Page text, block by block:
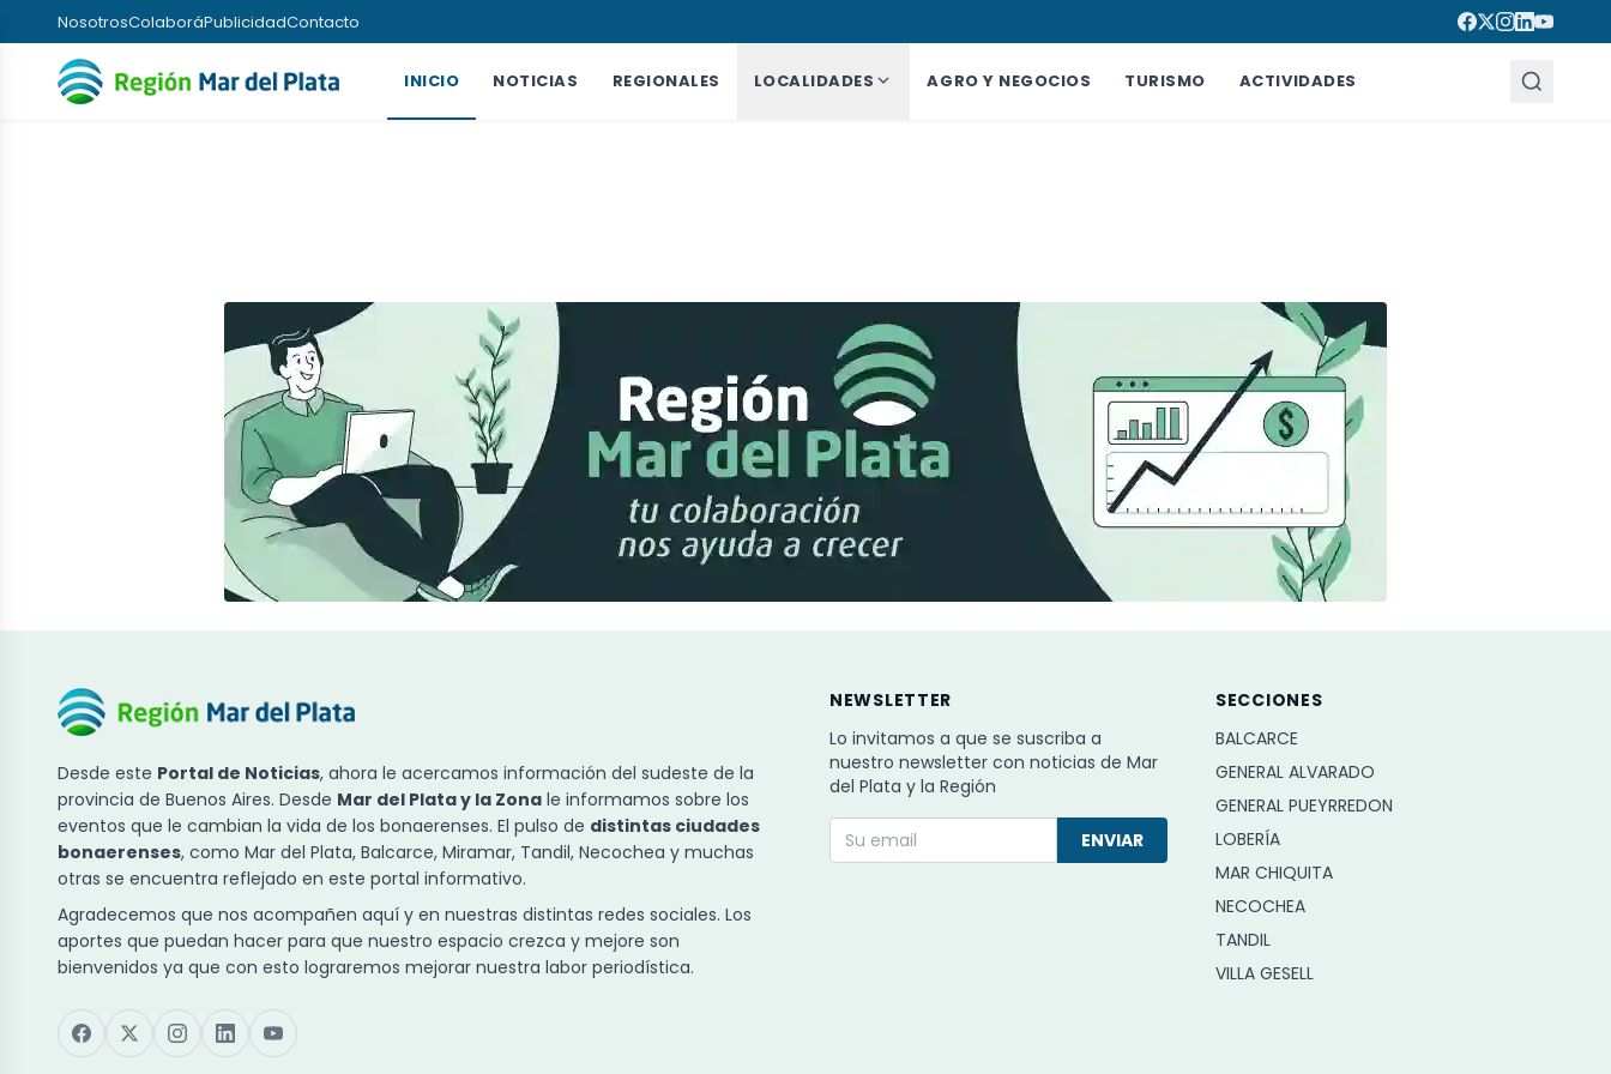
NosotrosColaboráPublicidadContacto
INICIO NOTICIAS REGIONALES LOCALIDADES AGRO Y NEGOCIOS TURISMO ACTIVIDADES
Desde este Portal de Noticias, ahora le acercamos información del sudeste de la
provincia de Buenos Aires. Desde Mar del Plata y la Zona le informamos sobre los
eventos que le cambian la vida de los bonaerenses. El pulso de distintas ciudades
bonaerenses, como Mar del Plata, Balcarce, Miramar, Tandil, Necochea y muchas
otras se encuentra reflejado en este portal informativo.
Agradecemos que nos acompañen aquí y en nuestras distintas redes sociales. Los
aportes que puedan hacer para que nuestro espacio crezca y mejore son
bienvenidos ya que con esto lograremos mejorar nuestra labor periodística.
NEWSLETTER
Lo invitamos a que se suscriba a
nuestro newsletter con noticias de Mar
del Plata y la Región
ENVIAR
SECCIONES
BALCARCE
GENERAL ALVARADO
GENERAL PUEYRREDON
LOBERÍA
MAR CHIQUITA
NECOCHEA
TANDIL
VILLA GESELL